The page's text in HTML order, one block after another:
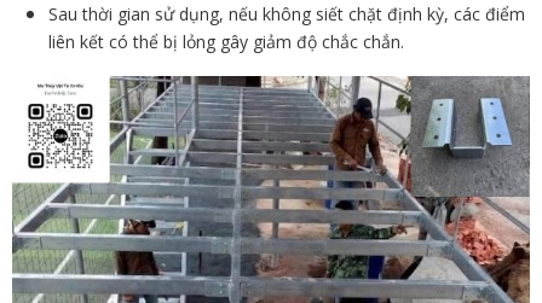
Sau thời gian sử dụng, nếu không siết chặt định kỳ, các điểm
liên kết có thể bị lỏng gây giảm độ chắc chắn.